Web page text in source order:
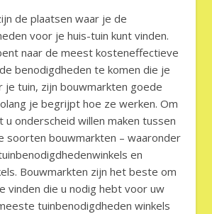
de plaatsen waar je de
voor je huis-tuin kunt vinden.
naar de meest kosteneffectieve
benodigdheden te komen die je
je tuin, zijn bouwmarkten goede
je begrijpt hoe ze werken. Om
u onderscheid willen maken tussen
soorten bouwmarkten – waaronder
en
Bouwmarkten zijn het beste om
vinden die u nodig hebt voor uw
tuinbenodigdheden winkels